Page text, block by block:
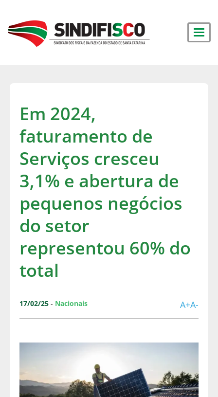
Em 2024,
faturamento de
Serviços cresceu
3,1% e abertura de
pequenos negócios
do setor
representou 60% do
total
17/02/25 - Nacionais A+A-